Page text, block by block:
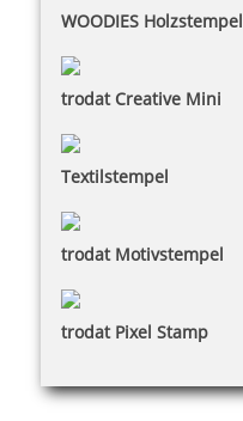
WOODIES Holzstempel
trodat Creative Mini
Textilstempel
trodat Motivstempel
trodat Pixel Stamp